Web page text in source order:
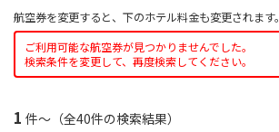
航空券を変更すると、下のホテル料金も変更されます。
ご利用可能な航空券が見つかりませんでした。
検索条件を変更して、再度検索してください。
1 件～（全40件の検索結果）